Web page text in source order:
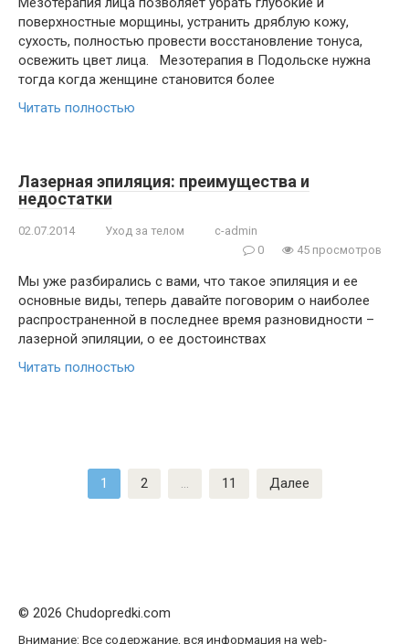
поверхностные морщины, устранить дряблую кожу,
сухость, полностью провести восстановление тонуса,
освежить цвет лица. Мезотерапия в Подольске нужна
тогда когда женщине становится более
Читать полностью
Лазерная эпиляция: преимущества и
недостатки
02.07.2014 Уход за телом
c-admin
0
45 просмотров
Мы уже разбирались с вами, что такое эпиляция и ее
основные виды, теперь давайте поговорим о наиболее
распространенной в последнее время разновидности –
лазерной эпиляции, о ее достоинствах
Читать полностью
1 2 … 11 Далее
© 2026 Chudopredki.com
Внимание: Все содержание, вся информация на web-